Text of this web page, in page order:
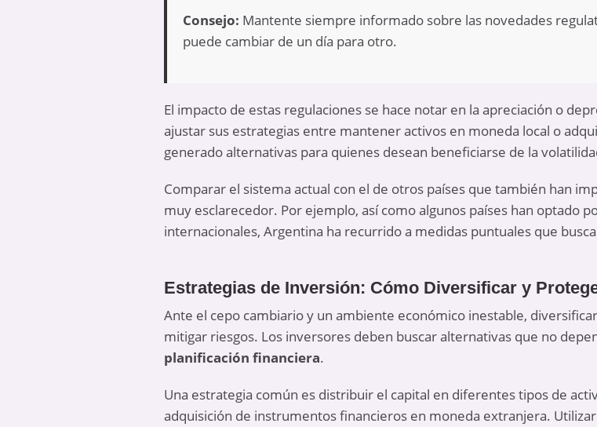
Consejo: Mantente siempre informado sobre las novedades
puede cambiar de un día para otro.
El impacto de estas regulaciones se hace notar en la apreciación o
ajustar sus estrategias entre mantener activos en moneda local o
generado alternativas para quienes desean beneficiarse de la
Comparar el sistema actual con el de otros países que también han
muy esclarecedor. Por ejemplo, así como algunos países han optado
internacionales, Argentina ha recurrido a medidas puntuales que
Estrategias de Inversión: Cómo Diversificar y
Ante el cepo cambiario y un ambiente económico inestable,
mitigar riesgos. Los inversores deben buscar alternativas que no
planificación financiera.
Una estrategia común es distribuir el capital en diferentes tipos de
adquisición de instrumentos financieros en moneda extranjera.